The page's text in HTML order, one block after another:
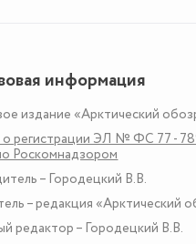
информация
издание «Арктический
регистрации ЭЛ № ФС 77 -
Роскомнадзором
– Городецкий В.В.
– редакция «Арктический
редактор – Городецкий В.В.